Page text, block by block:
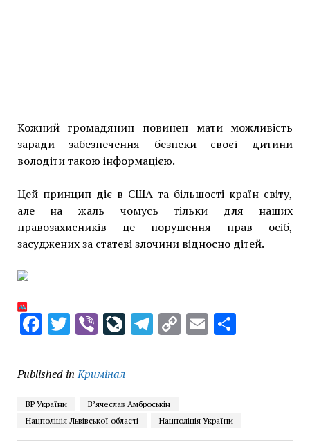
Кожний громадянин повинен мати можливість
заради забезпечення безпеки своєї дитини
володіти такою інформацією.
Цей принцип діє в США та більшості країн світу,
але на жаль чомусь тільки для наших
правозахисників це порушення прав осіб,
засуджених за статеві злочини відносно дітей.
Facebook
Twitter
ViberLiveJournal
Telegram
CopyEmailShare
Published in Кримінал
ВР України
В’ячеслав Амброськін
Нацполіція Львівської області
Нацполіція України